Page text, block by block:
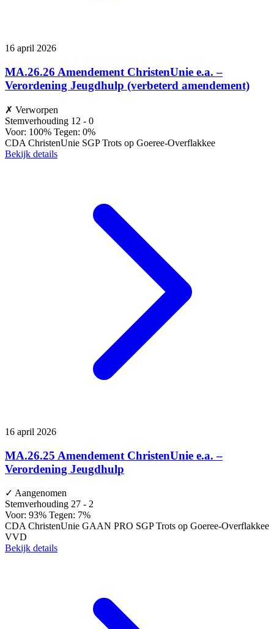
16 april 2026
MA.26.26 Amendement ChristenUnie e.a. –
Verordening Jeugdhulp (verbeterd amendement)
✗ Verworpen
Stemverhouding 12 - 0
Voor: 100% Tegen: 0%
CDA ChristenUnie SGPTrots op Goeree-Overflakkee
Bekijk details
16 april 2026
MA.26.25 Amendement ChristenUnie e.a. –
Verordening Jeugdhulp
✓ Aangenomen
Stemverhouding 27 - 2
Voor: 93% Tegen: 7%
CDA ChristenUnie GAAN PRO SGPTrots op Goeree-Overflakkee
VVD
Bekijk details